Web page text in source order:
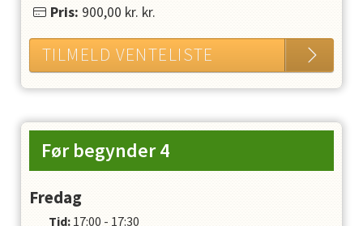
Pris: 900,00 kr. kr.
TILMELD VENTELISTE
Før begynder 4
Fredag
Tid: 17:00 - 17:30